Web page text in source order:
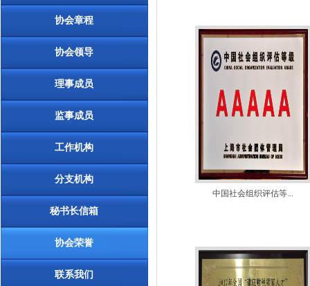
协会章程
协会领导
理事成员
监事成员
工作机构
分支机构
秘书长信箱
协会荣誉
联系我们
中国社会组织评估等...